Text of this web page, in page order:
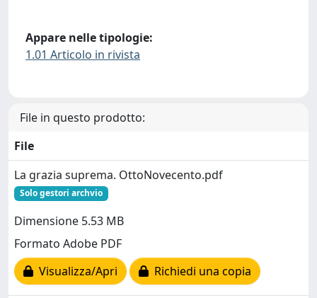
Appare nelle tipologie:
1.01 Articolo in rivista
File in questo prodotto:
File
La grazia suprema. OttoNovecento.pdf
Solo gestori archvio
Dimensione 5.53 MB
Formato Adobe PDF
Visualizza/Apri
Richiedi una copia